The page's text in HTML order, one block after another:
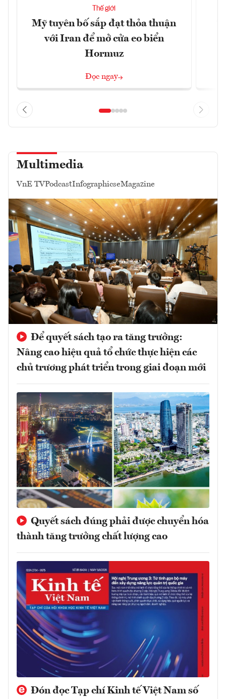
Thế giới
Mỹ tuyên bố sắp đạt thỏa thuận
với Iran để mở cửa eo biển
Hormuz
Đọc ngay
Multimedia
VnE TVPodcastInfographicseMagazine
Để quyết sách tạo ra tăng trưởng:
Nâng cao hiệu quả tổ chức thực hiện các
chủ trương phát triển trong giai đoạn mới
Quyết sách đúng phải được chuyển hóa
thành tăng trưởng chất lượng cao
Đón đọc Tạp chí Kinh tế Việt Nam số